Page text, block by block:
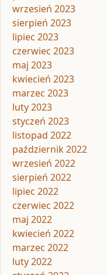
wrzesień 2023
sierpień 2023
lipiec 2023
czerwiec 2023
maj 2023
kwiecień 2023
marzec 2023
luty 2023
styczeń 2023
listopad 2022
październik 2022
wrzesień 2022
sierpień 2022
lipiec 2022
czerwiec 2022
maj 2022
kwiecień 2022
marzec 2022
luty 2022